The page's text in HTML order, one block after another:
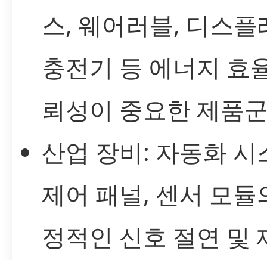
스, 웨어러블, 디스플
충전기 등 에너지 효
뢰성이 중요한 제품
산업 장비: 자동화 시
제어 패널, 센서 모듈
정적인 신호 절연 및